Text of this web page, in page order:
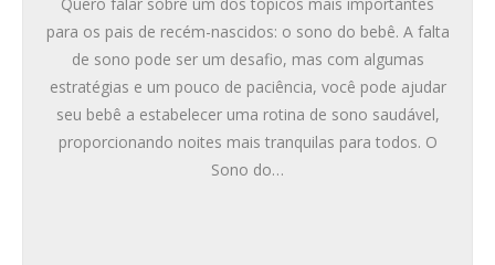
Quero falar sobre um dos tópicos mais importantes
para os pais de recém-nascidos: o sono do bebê. A falta
de sono pode ser um desafio, mas com algumas
estratégias e um pouco de paciência, você pode ajudar
seu bebê a estabelecer uma rotina de sono saudável,
proporcionando noites mais tranquilas para todos. O
Sono do…